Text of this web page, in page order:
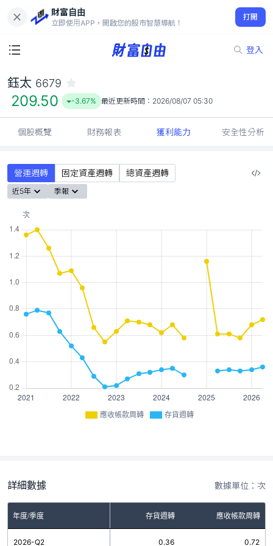
財富自由
立即使用APP，開啟您的股市智慧導航！
打開
登入
209.50
-3.67%
鈺太 6679
209.50 -3.67% 最近更新時間： 2026/08/07 05:30
個股概覽 財務報表 獲利能力 安全性分析
營運週轉 固定資產週轉 總資產週轉
近5年 季報
應收帳款周轉 存貨週轉
詳細數據 數據單位：次
年度/季度 存貨週轉 應收帳款周轉
2026-Q2 0.36 0.72